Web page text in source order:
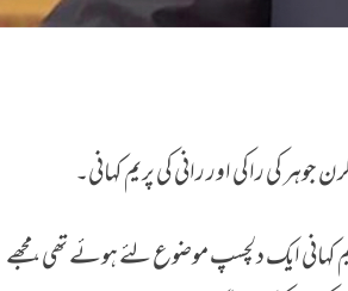
کی راکی اور رانی کی پریم کہانی۔
کہانی ایک دلچسپ موضوع لئے ہوئے تھی،مجھے